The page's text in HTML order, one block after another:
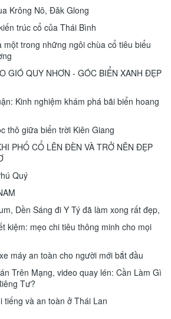
Krông Nô, Đăk Glong
trúc cổ của Thái Bình
một trong những ngôi chùa cổ tiêu biểu
GIÓ QUY NHƠN - GÓC BIỂN XANH ĐẸP
Kinh nghiệm khám phá bãi biển hoang
thô giữa biển trời Kiên Giang
PHỐ CỔ LÊN ĐÈN VÀ TRỞ NÊN ĐẸP
Quý
Dền Sáng đi Y Tý đã làm xong rất đẹp,
kiệm: mẹo chi tiêu thông minh cho mọi
máy an toàn cho người mới bắt đầu
Trên Mạng, video quay lén: Cần Làm Gì
Tư?
tiếng và an toàn ở Thái Lan